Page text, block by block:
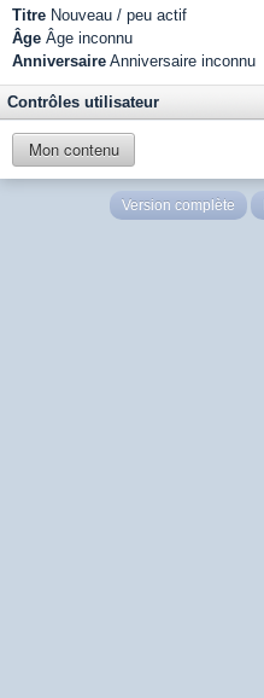
Titre Nouveau / peu actif
Âge Âge inconnu
Anniversaire Anniversaire inconnu
Contrôles utilisateur
Mon contenu
Version complète